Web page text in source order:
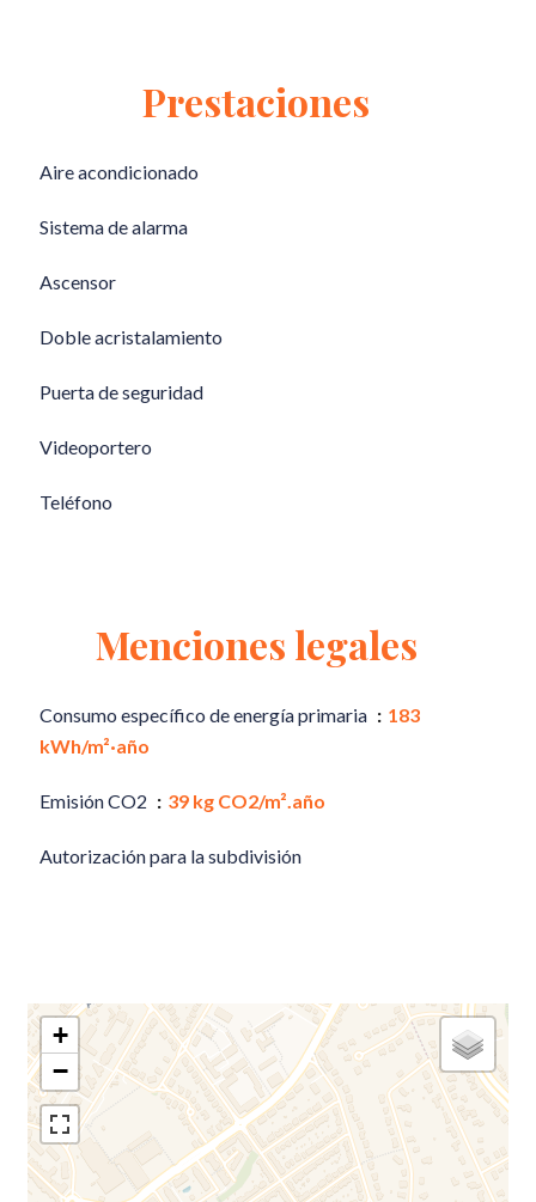
Prestaciones
Aire acondicionado
Sistema de alarma
Ascensor
Doble acristalamiento
Puerta de seguridad
Videoportero
Teléfono
Menciones legales
Consumo específico de energía primaria
183
kWh/m²·año
Emisión CO2 39 kg CO2/m².año
Autorización para la subdivisión
+
−